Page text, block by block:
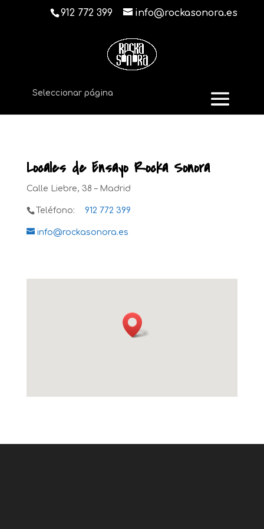
912 772 399 info@rockasonora.es
Seleccionar página
Locales de Ensayo Rocka Sonora
Calle Liebre, 38 – Madrid
Teléfono: 912 772 399
info@rockasonora.es